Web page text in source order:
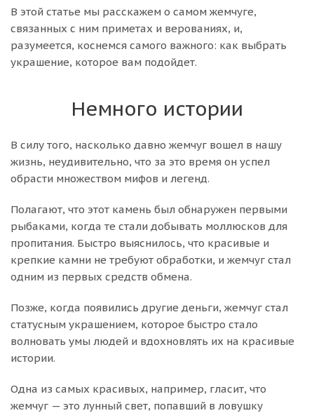
В этой статье мы расскажем о самом жемчуге,
связанных с ним приметах и верованиях, и,
разумеется, коснемся самого важного: как выбрать
украшение, которое вам подойдет.
Немного истории
В силу того, насколько давно жемчуг вошел в нашу
жизнь, неудивительно, что за это время он успел
обрасти множеством мифов и легенд.
Полагают, что этот камень был обнаружен первыми
рыбаками, когда те стали добывать моллюсков для
пропитания. Быстро выяснилось, что красивые и
крепкие камни не требуют обработки, и жемчуг стал
одним из первых средств обмена.
Позже, когда появились другие деньги, жемчуг стал
статусным украшением, которое быстро стало
волновать умы людей и вдохновлять их на красивые
истории.
Одна из самых красивых, например, гласит, что
жемчуг — это лунный свет, попавший в ловушку